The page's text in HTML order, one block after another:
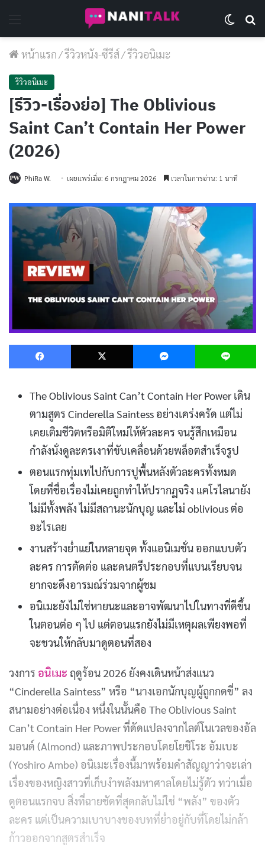
หน้าแรก/รีวิวหนัง-ซีรีส์/รีวิวอนิเมะ
รีวิวอนิเมะ
[รีวิว-เรื่องย่อ] The Oblivious
Saint Can’t Contain Her Power
(2026)
PhiRa W. เผยแพร่เมื่อ: 6 กรกฎาคม 2026 เวลาในการอ่าน: 1 นาที
Facebook X Messenger
The Oblivious Saint Can’t Contain Her Power เดิน
ตามสูตร Cinderella Saintess อย่างเคร่งครัด แต่ไม่
เคยเติมชีวิตหรือมิติใหม่ให้ตัวละคร จนรู้สึกเหมือน
กำลังนั่งดูละครเงาที่ขับเคลื่อนด้วยพล็อตสำเร็จรูป
ตอนแรกทุ่มเทไปกับการปูพื้นหลังตัวละครทั้งหมด
โดยที่ชื่อเรื่องไม่เคยถูกทำให้ปรากฏจริง แคโรไลนายัง
ไม่มีทั้งพลัง ไม่มีสถานะนักบุญ และไม่ oblivious ต่อ
อะไรเลย
งานสร้างย่ำแย่ในหลายจุด ทั้งแอนิเมชั่น ออกแบบตัว
ละคร การตัดต่อ และดนตรีประกอบที่แบนเรียบจน
ยากจะดึงอารมณ์ร่วมจากผู้ชม
อนิเมะยังไม่ใช่หายนะและอาจพัฒนาไปในทางที่ดีขึ้น
ในตอนต่อ ๆ ไป แต่ตอนแรกยังไม่มีเหตุผลเพียงพอที่
จะชวนให้กลับมาดูตอนที่สอง
วงการ อนิเมะ ฤดูร้อน 2026 ยังคงเดินหน้าส่งแนว
“Cinderella Saintess” หรือ “นางเอกนักบุญผู้ถูกกดขี่” ลง
สนามอย่างต่อเนื่อง หนึ่งในนั้นคือ The Oblivious Saint
Can’t Contain Her Power ที่ดัดแปลงจากไลต์โนเวลของอัล
มอนด์ (Almond) และภาพประกอบโดยโยชิโระ อัมเบะ
(Yoshiro Ambe) อนิเมะเรื่องนี้มาพร้อมคำสัญญาว่าจะเล่า
เรื่องของหญิงสาวที่เก็บงำพลังมหาศาลโดยไม่รู้ตัว ทว่าเมื่อ
ดูตอนแรกจบ สิ่งที่ฉายชัดที่สุดกลับไม่ใช่ “พลัง” ของตัว
ละคร แต่เป็นความเบาบางของบทที่ย่ำอยู่กับที่โดยไม่กล้า
ก้าวออกจากสูตรสำเร็จ